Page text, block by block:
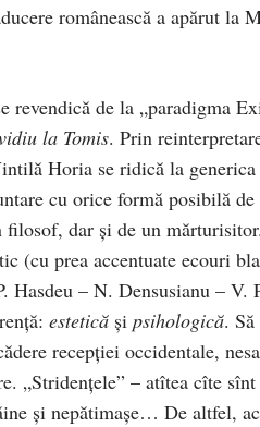
românească a apărut la
de la „paradigma
la Tomis. Prin
Horia se ridică la generica
cu orice formă posibilă de
dar şi de un
(cu prea accentuate ecouri
Hasdeu – N. Densusianu – V.
estetică şi psihologică.
recepţiei occidentale,
„Stridenţele” – atîtea cîte
şi nepătimaşe… De altfel,